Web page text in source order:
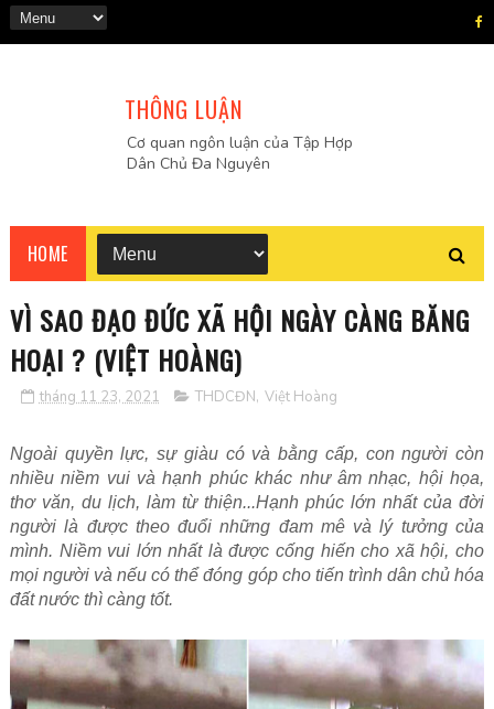
THÔNG LUẬN
Cơ quan ngôn luận của Tập Hợp
Dân Chủ Đa Nguyên
HOME
VÌ SAO ĐẠO ĐỨC XÃ HỘI NGÀY CÀNG BĂNG
HOẠI ? (VIỆT HOÀNG)
tháng 11 23, 2021 THDCĐN, Việt Hoàng
Ngoài quyền lực, sự giàu có và bằng cấp, con người còn
nhiều niềm vui và hạnh phúc khác như âm nhạc, hội họa,
thơ văn, du lịch, làm từ thiện...Hạnh phúc lớn nhất của đời
người là được theo đuổi những đam mê và lý tưởng của
mình. Niềm vui lớn nhất là được cống hiến cho xã hội, cho
mọi người và nếu có thể đóng góp cho tiến trình dân chủ hóa
đất nước thì càng tốt.